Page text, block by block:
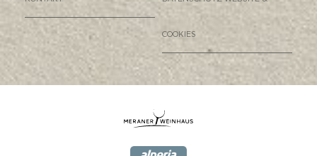
COOKIES